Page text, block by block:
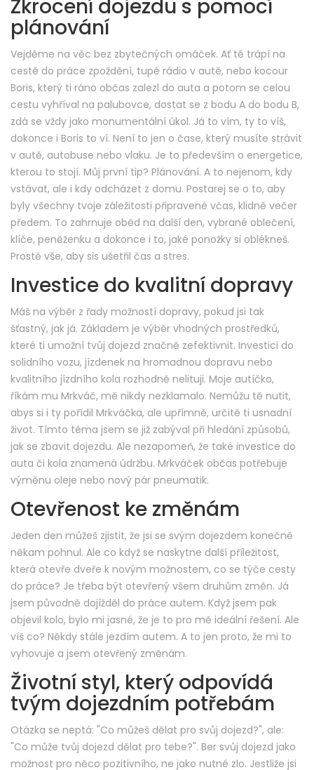
Zkrocení dojezdu s pomocí
plánování
Vejděme na věc bez zbytečných omáček. Ať tě trápí na
cestě do práce zpoždění, tupé rádio v autě, nebo kocour
Boris, který ti ráno občas zalezl do auta a potom se celou
cestu vyhříval na palubovce, dostat se z bodu A do bodu B,
zdá se vždy jako monumentální úkol. Já to vím, ty to víš,
dokonce i Boris to ví. Není to jen o čase, který musíte strávit
v autě, autobuse nebo vlaku. Je to především o energetice,
kterou to stojí. Můj první tip? Plánování. A to nejenom, kdy
vstávat, ale i kdy odcházet z domu. Postarej se o to, aby
byly všechny tvoje záležitosti připravené včas, klidně večer
předem. To zahrnuje oběd na další den, vybrané oblečení,
klíče, peněženku a dokonce i to, jaké ponožky si oblékneš.
Prostě vše, aby sis ušetřil čas a stres.
Investice do kvalitní dopravy
Máš na výběr z řady možností dopravy, pokud jsi tak
šťastný, jak já. Základem je výběr vhodných prostředků,
které ti umožní tvůj dojezd značně zefektivnit. Investici do
solidního vozu, jízdenek na hromadnou dopravu nebo
kvalitního jízdního kola rozhodně nelituji. Moje autíčko,
říkám mu Mrkváč, mě nikdy nezklamalo. Nemůžu tě nutit,
abys si i ty pořídil Mrkváčka, ale upřímně, určitě ti usnadní
život. Tímto téma jsem se již zabýval při hledání způsobů,
jak se zbavit dojezdu. Ale nezapomeň, že také investice do
auta či kola znamená údržbu. Mrkváček občas potřebuje
výměnu oleje nebo nový pár pneumatik.
Otevřenost ke změnám
Jeden den můžeš zjistit, že jsi se svým dojezdem konečně
někam pohnul. Ale co když se naskytne další příležitost,
která otevře dveře k novým možnostem, co se týče cesty
do práce? Je třeba být otevřený všem druhům změn. Já
jsem původně dojížděl do práce autem. Když jsem pak
objevil kolo, bylo mi jasné, že je to pro mě ideální řešení. Ale
víš co? Někdy stále jezdím autem. A to jen proto, že mi to
vyhovuje a jsem otevřený změnám.
Životní styl, který odpovídá
tvým dojezdním potřebám
Otázka se neptá: "Co můžeš dělat pro svůj dojezd?", ale:
"Co může tvůj dojezd dělat pro tebe?". Ber svůj dojezd jako
možnost pro něco pozitivního, ne jako nutné zlo. Jestliže jsi